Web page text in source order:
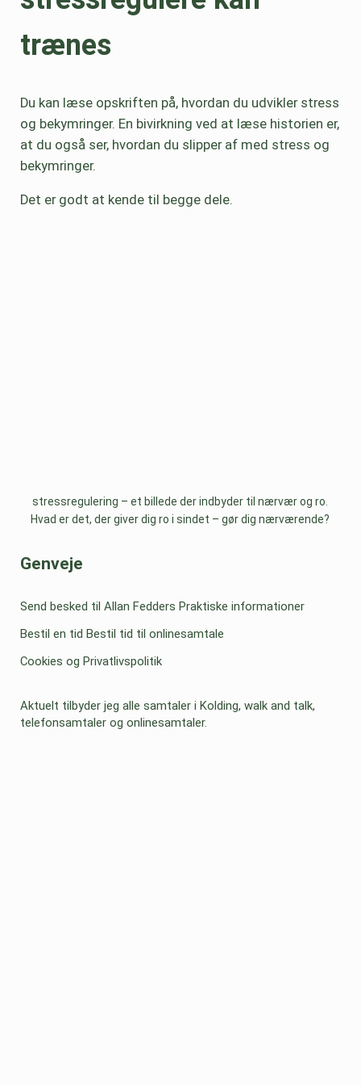
trænes
Du kan læse opskriften på, hvordan du udvikler stress
og bekymringer. En bivirkning ved at læse historien er,
at du også ser, hvordan du slipper af med stress og
bekymringer.
Det er godt at kende til begge dele.
stressregulering – et billede der indbyder til nærvær og ro.
Hvad er det, der giver dig ro i sindet – gør dig nærværende?
Sidebar
Genveje
Send besked til Allan Fedders Praktiske informationer
Bestil en tid Bestil tid til onlinesamtale
Cookies og Privatlivspolitik
Aktuelt tilbyder jeg alle samtaler i Kolding, walk and talk,
telefonsamtaler og onlinesamtaler.